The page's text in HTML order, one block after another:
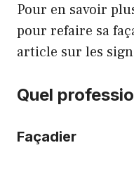
Pour en savoir
pour refaire sa
article sur les
Quel
Façadier